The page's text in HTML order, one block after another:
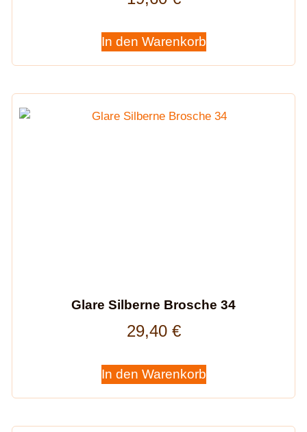
In den Warenkorb
Glare Silberne Brosche 34
29,40 €
In den Warenkorb